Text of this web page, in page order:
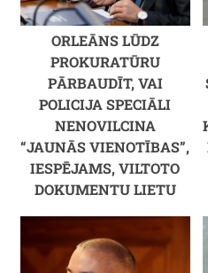
ORLEĀNS LŪDZ
PROKURATŪRU
PĀRBAUDĪT, VAI
POLICIJA SPECIĀLI
NENOVILCINA
“JAUNĀS VIENOTĪBAS”,
IESPĒJAMS, VILTOTO
DOKUMENTU LIETU